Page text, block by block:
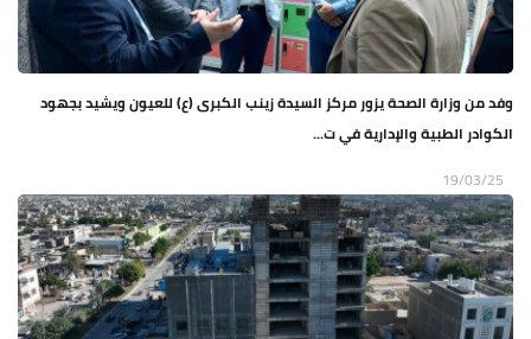
وفد من وزارة الصحة يزور مركز السيدة زينب الكبرى (ع) للعيون ويشيد بجهود
الكوادر الطبية والإدارية في ت...
19/03/25